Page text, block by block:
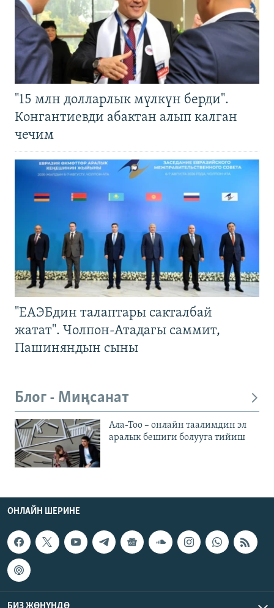
"15 млн долларлык мүлкүн берди".
Конгантиевди абактан алып калган
чечим
"ЕАЭБдин талаптары сакталбай
жатат". Чолпон-Атадагы саммит,
Пашиняндын сыны
Блог - Миңсанат
Ала-Тоо – онлайн таалимдин эл
аралык бешиги болууга тийиш
ОНЛАЙН ШЕРИНЕ